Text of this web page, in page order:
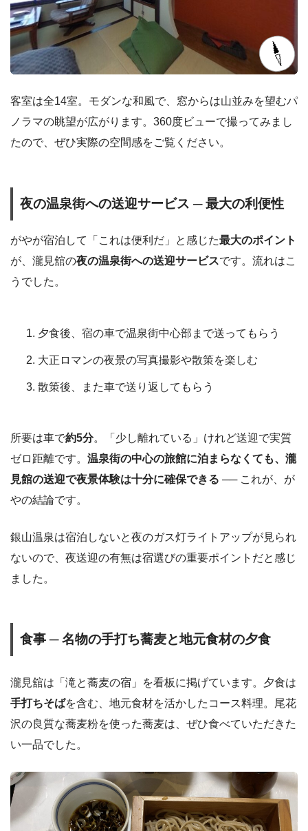
客室は全14室。モダンな和風で、窓からは山並みを望むパ
ノラマの眺望が広がります。360度ビューで撮ってみまし
たので、ぜひ実際の空間感をご覧ください。
夜の温泉街への送迎サービス ─ 最大の利便性
がやが宿泊して「これは便利だ」と感じた最大のポイント
が、瀧見舘の夜の温泉街への送迎サービスです。流れはこ
うでした。
夕食後、宿の車で温泉街中心部まで送ってもらう
大正ロマンの夜景の写真撮影や散策を楽しむ
散策後、また車で送り返してもらう
所要は車で約5分。「少し離れている」けれど送迎で実質
ゼロ距離です。 温泉街の中心の旅館に泊まらなくても、瀧
見館の送迎で夜景体験は十分に確保できる ── これが、が
やの結論です。
銀山温泉は宿泊しないと夜のガス灯ライトアップが見られ
ないので、夜送迎の有無は宿選びの重要ポイントだと感じ
ました。
食事 ─ 名物の手打ち蕎麦と地元食材の夕食
瀧見舘は「滝と蕎麦の宿」を看板に掲げています。夕食は
手打ちそばを含む、地元食材を活かしたコース料理。尾花
沢の良質な蕎麦粉を使った蕎麦は、ぜひ食べていただきた
い一品でした。